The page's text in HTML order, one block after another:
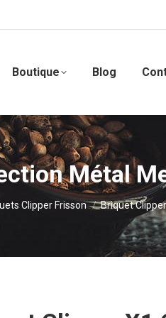
Boutique Blog
Métal
Clipper Frisson Briquet